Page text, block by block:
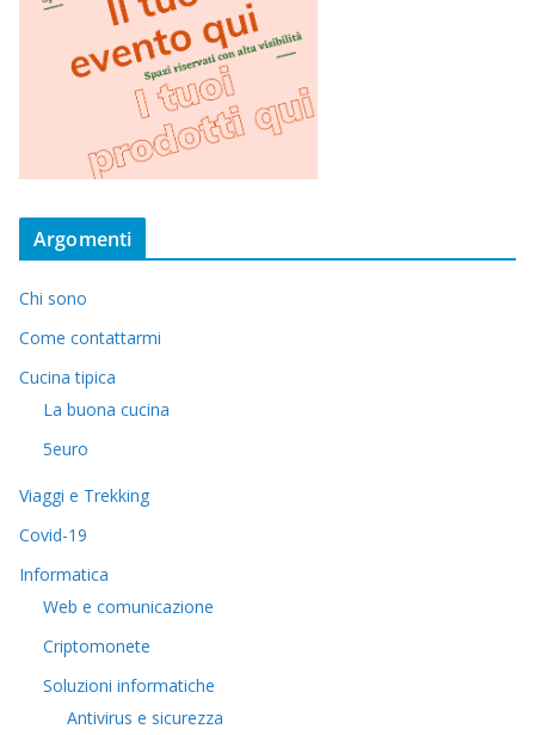
Argomenti
Chi sono
Come contattarmi
Cucina tipica
La buona cucina
5euro
Viaggi e Trekking
Covid-19
Informatica
Web e comunicazione
Criptomonete
Soluzioni informatiche
Antivirus e sicurezza